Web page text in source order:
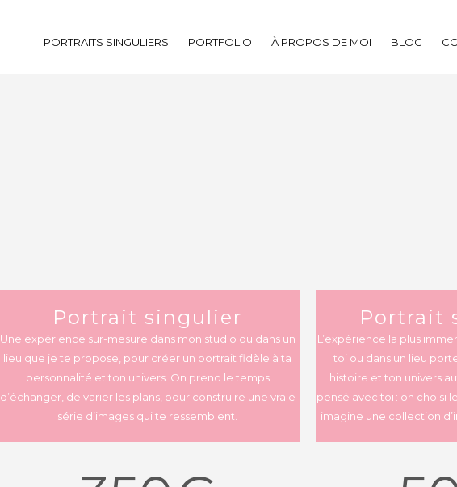
PORTRAITS SINGULIERS PORTFOLIO À PROPOS DE MOI BLOG
Portrait singulier
Une expérience sur-mesure dans mon studio ou dans un
lieu que je te propose, pour créer un portrait fidèle à ta
personnalité et ton univers. On prend le temps
d’échanger, de varier les plans, pour construire une vraie
série d’images qui te ressemblent.
Portrait
L’expérience la plus
toi ou dans un lieu
histoire et ton univers
pensé avec toi : on choisi
imagine une collection